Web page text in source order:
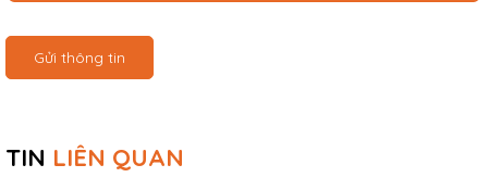
Gửi thông tin
TIN LIÊN QUAN